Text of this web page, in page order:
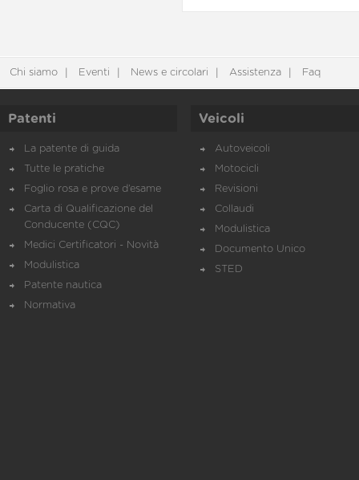
Chi siamo Eventi News e circolari Assistenza Faq
Patenti
La patente di guida
Tutte le pratiche
Foglio rosa e prove d’esame
Carta di Qualificazione del
Conducente (CQC)
Medici Certificatori - Novità
Modulistica
Patente nautica
Normativa
Veicoli
Autoveicoli
Motocicli
Revisioni
Collaudi
Modulistica
Documento Unico
STED